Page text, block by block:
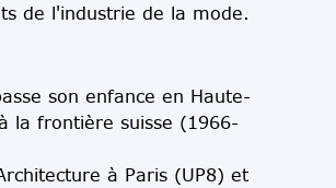
de l'industrie de la mode.
son enfance en Haute-
la frontière suisse (1966-
à Paris (UP8) et